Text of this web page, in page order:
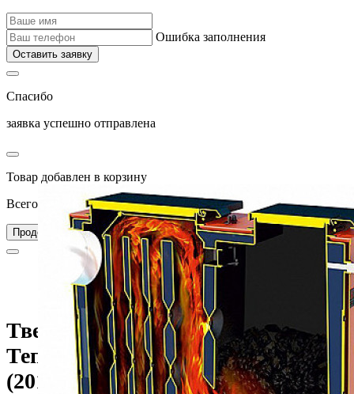
Ошибка заполнения
Оставить заявку
Спасибо
заявка успешно отправлена
Товар добавлен в корзину
Всего товаров в вашей корзине –0
Продолжить покупки Перейти в корзину
Каталог Котлы
Твердотопливные котлы
Твердотопливный котел Теплодар Куппер КАРБО-18 (2018)
Твердотопливный котел
Теплодар Куппер КАРБО-18
(2018)